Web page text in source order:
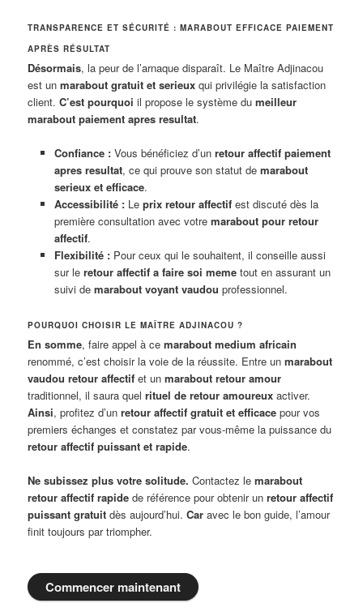
TRANSPARENCE ET SÉCURITÉ : MARABOUT EFFICACE PAIEMENT
APRÈS RÉSULTAT
Désormais, la peur de l’arnaque disparaît. Le Maître Adjinacou
est unmarabout gratuit et serieux qui privilégie la satisfaction
client.C’est pourquoi il propose le système dumeilleur
marabout paiement apres resultat.
Confiance :Vous bénéficiez d’un retour affectif paiement
apres resultat, ce qui prouve son statut de marabout
serieux et efficace.
Accessibilité :Le prix retour affectifest discuté dès la
première consultation avec votre marabout pour retour
affectif.
Flexibilité :Pour ceux qui le souhaitent, il conseille aussi
sur le retour affectif a faire soi memetout en assurant un
suivi de marabout voyant vaudou professionnel.
POURQUOI CHOISIR LE MAÎTRE ADJINACOU ?
En somme, faire appel à cemarabout medium africain
renommé, c’est choisir la voie de la réussite. Entre unmarabout
vaudou retour affectif et unmarabout retour amour
traditionnel, il saura quelrituel de retour amoureux activer.
Ainsi, profitez d’unretour affectif gratuit et efficace pour vos
premiers échanges et constatez par vous-même la puissance du
retour affectif puissant et rapide.
Ne subissez plus votre solitude. Contactez lemarabout
retour affectif rapide de référence pour obtenir unretour affectif
puissant gratuit dès aujourd’hui.Car avec le bon guide, l’amour
finit toujours par triompher.
Commencer maintenant